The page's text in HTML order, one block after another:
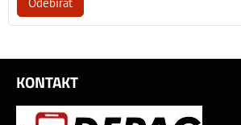
KONTAKT